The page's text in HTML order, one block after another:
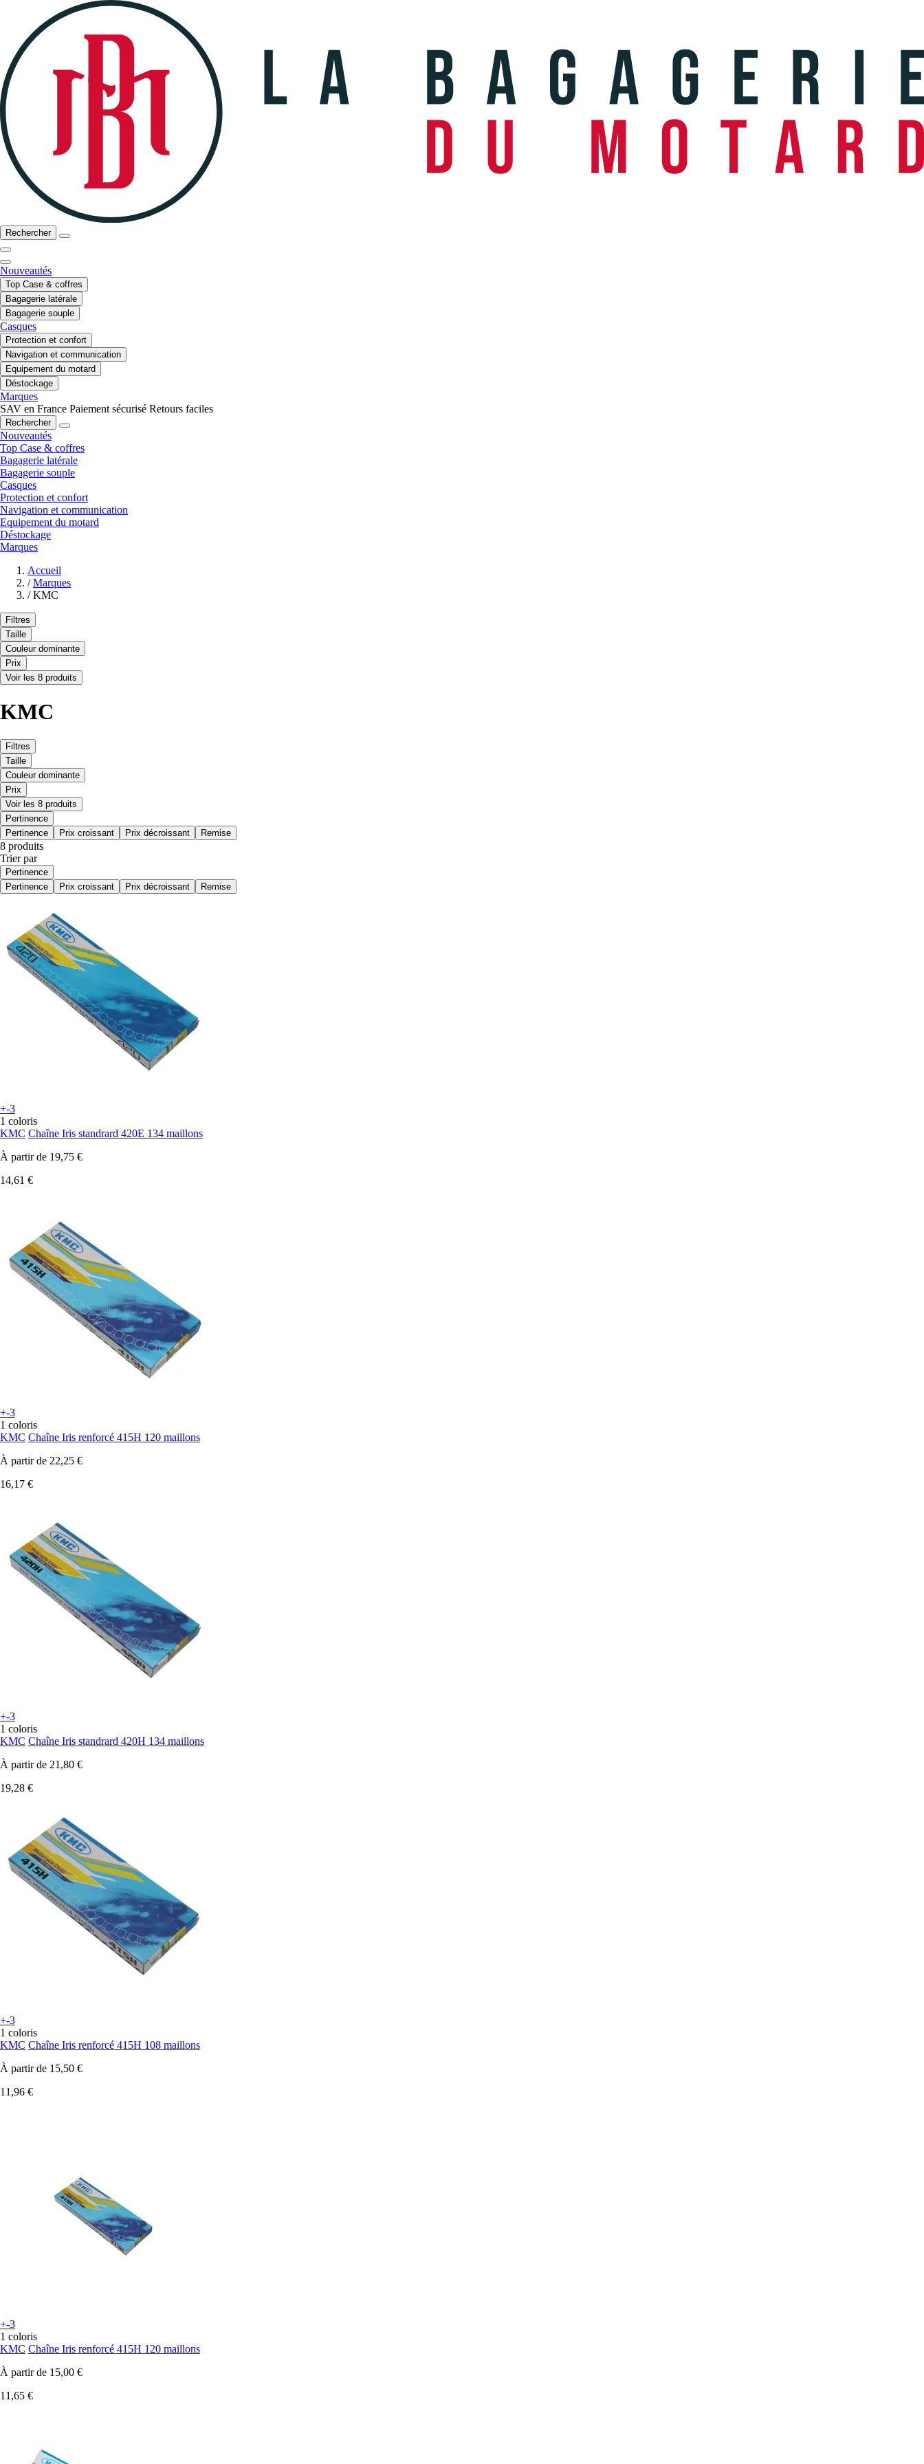
Rechercher
Nouveautés
Top Case & coffres
Bagagerie latérale
Bagagerie souple
Casques
Protection et confort
Navigation et communication
Equipement du motard
Déstockage
Marques
SAV en France Paiement sécurisé Retours faciles
Rechercher
Nouveautés
Top Case & coffres
Bagagerie latérale
Bagagerie souple
Casques
Protection et confort
Navigation et communication
Equipement du motard
Déstockage
Marques
Accueil
/ Marques
/ KMC
Filtres
Taille
Couleur dominante
Prix
Voir les 8 produits
KMC
Filtres
Taille
Couleur dominante
Prix
Voir les 8 produits
Pertinence
Pertinence
Prix croissant Prix décroissant Remise
8 produits
Trier par
Pertinence
Pertinence
Prix croissant Prix décroissant Remise
+-3
1 coloris
KMC Chaîne Iris standrard 420E 134 maillons
À partir de 19,75 €
14,61 €
+-3
1 coloris
KMC Chaîne Iris renforcé 415H 120 maillons
À partir de 22,25 €
16,17 €
+-3
1 coloris
KMC Chaîne Iris standrard 420H 134 maillons
À partir de 21,80 €
19,28 €
+-3
1 coloris
KMC Chaîne Iris renforcé 415H 108 maillons
À partir de 15,50 €
11,96 €
+-3
1 coloris
KMC Chaîne Iris renforcé 415H 120 maillons
À partir de 15,00 €
11,65 €